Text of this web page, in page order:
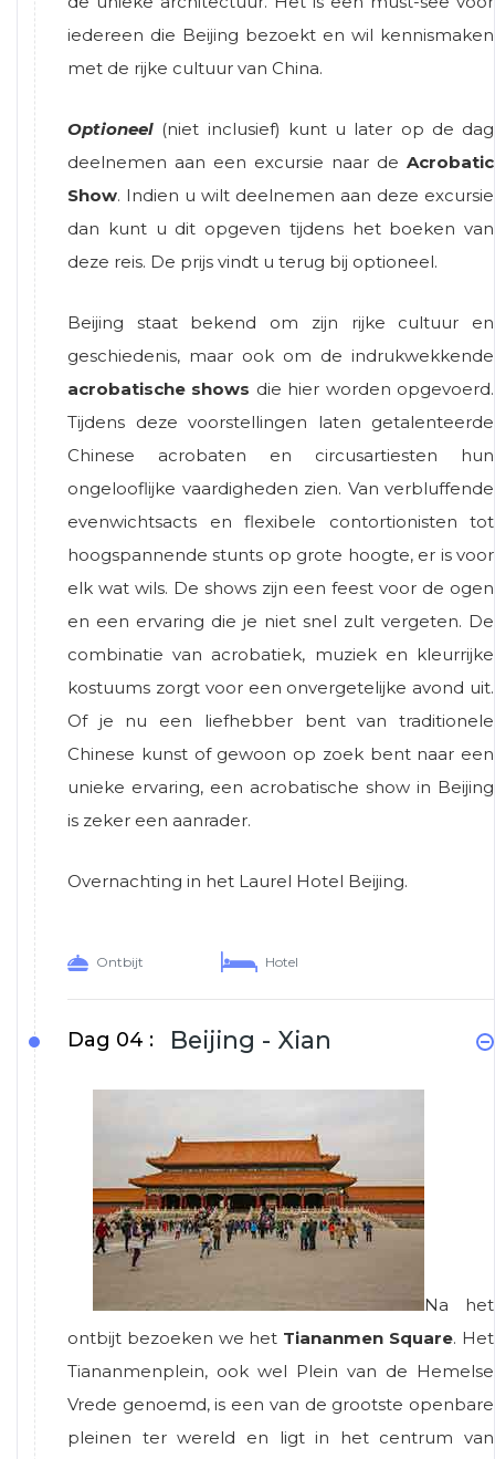
iedereen die Beijing bezoekt en wil kennismaken
met de rijke cultuur van China.
Optioneel (niet inclusief) kunt u later op de dag
deelnemen aan een excursie naar de Acrobatic
Show. Indien u wilt deelnemen aan deze excursie
dan kunt u dit opgeven tijdens het boeken van
deze reis. De prijs vindt u terug bij optioneel.
Beijing staat bekend om zijn rijke cultuur en
geschiedenis, maar ook om de indrukwekkende
acrobatische shows die hier worden opgevoerd.
Tijdens deze voorstellingen laten getalenteerde
Chinese acrobaten en circusartiesten hun
ongelooflijke vaardigheden zien. Van verbluffende
evenwichtsacts en flexibele contortionisten tot
hoogspannende stunts op grote hoogte, er is voor
elk wat wils. De shows zijn een feest voor de ogen
en een ervaring die je niet snel zult vergeten. De
combinatie van acrobatiek, muziek en kleurrijke
kostuums zorgt voor een onvergetelijke avond uit.
Of je nu een liefhebber bent van traditionele
Chinese kunst of gewoon op zoek bent naar een
unieke ervaring, een acrobatische show in Beijing
is zeker een aanrader.
Overnachting in het Laurel Hotel Beijing.
Ontbijt Hotel
Dag 04 : Beijing - Xian
Na het
ontbijt bezoeken we het Tiananmen Square. Het
Tiananmenplein, ook wel Plein van de Hemelse
Vrede genoemd, is een van de grootste openbare
pleinen ter wereld en ligt in het centrum van